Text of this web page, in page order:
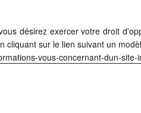
désirez exercer votre droit
sur le lien suivant un
vous-concernant-dun-site-